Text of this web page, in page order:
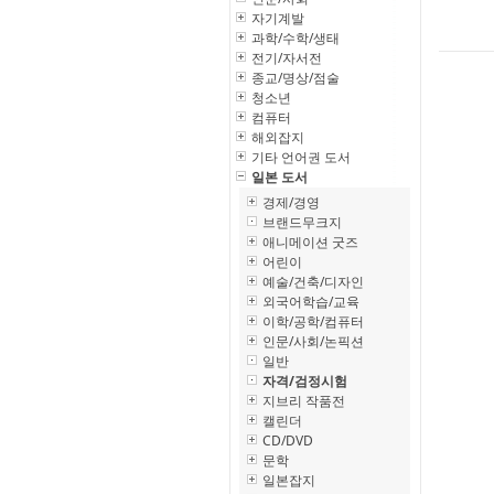
자기계발
과학/수학/생태
전기/자서전
종교/명상/점술
청소년
컴퓨터
해외잡지
기타 언어권 도서
일본 도서
경제/경영
브랜드무크지
애니메이션 굿즈
어린이
예술/건축/디자인
외국어학습/교육
이학/공학/컴퓨터
인문/사회/논픽션
일반
자격/검정시험
지브리 작품전
캘린더
CD/DVD
문학
일본잡지